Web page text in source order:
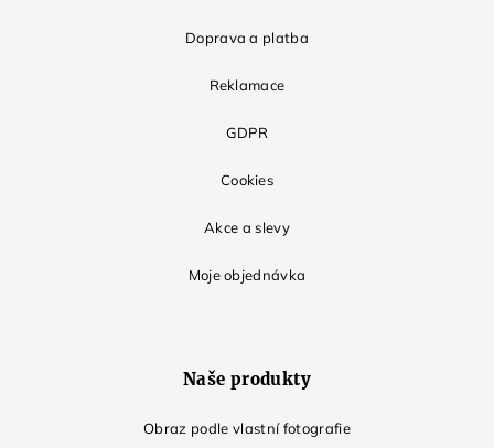
Doprava a platba
Reklamace
GDPR
Cookies
Akce a slevy
Moje objednávka
Naše produkty
Obraz podle vlastní fotografie